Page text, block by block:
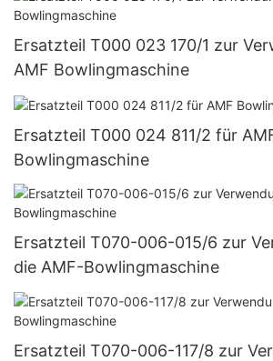
Ersatzteil T000 023 170/1 zur
AMF Bowlingmaschine
Ersatzteil T000 024 811/2 für
Bowlingmaschine
Ersatzteil T070-006-015/6 zur
die AMF-Bowlingmaschine
Ersatzteil T070-006-117/8 zur